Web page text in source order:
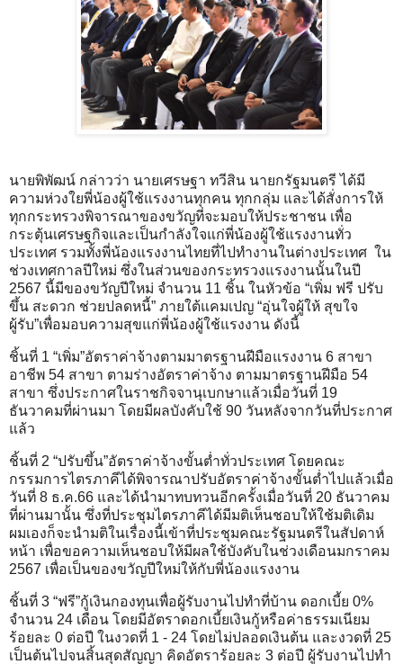
นายพิพัฒน์ กล่าวว่า นายเศรษฐา ทวีสิน นายกรัฐมนตรี ได้มี
ความห่วงใยพี่น้องผู้ใช้แรงงานทุกคน ทุกกลุ่ม และได้สั่งการให้
ทุกกระทรวงพิจารณาของขวัญที่จะมอบให้ประชาชน เพื่อ
กระตุ้นเศรษฐกิจและเป็นกำลังใจแก่พี่น้องผู้ใช้แรงงานทั่ว
ประเทศ รวมทั้งพี่น้องแรงงานไทยที่ไปทำงานในต่างประเทศ ใน
ช่วงเทศกาลปีใหม่ ซึ่งในส่วนของกระทรวงแรงงานนั้นในปี
2567 นี้มีของขวัญปีใหม่ จำนวน 11 ชิ้น ในหัวข้อ “เพิ่ม ฟรี ปรับ
ขึ้น สะดวก ช่วยปลดหนี้” ภายใต้แคมเปญ “อุ่นใจผู้ให้ สุขใจ
ผู้รับ”เพื่อมอบความสุขแก่พี่น้องผู้ใช้แรงงาน ดังนี้
ชิ้นที่ 1 “เพิ่ม”อัตราค่าจ้างตามมาตรฐานฝีมือแรงงาน 6 สาขา
อาชีพ 54 สาขา ตามร่างอัตราค่าจ้าง ตามมาตรฐานฝีมือ 54
สาขา ซึ่งประกาศในราชกิจจานุเบกษาแล้วเมื่อวันที่ 19
ธันวาคมที่ผ่านมา โดยมีผลบังคับใช้ 90 วันหลังจากวันที่ประกาศ
แล้ว
ชิ้นที่ 2 “ปรับขึ้น”อัตราค่าจ้างขั้นต่ำทั่วประเทศ โดยคณะ
กรรมการไตรภาคีได้พิจารณาปรับอัตราค่าจ้างขั้นต่ำไปแล้วเมื่อ
วันที่ 8 ธ.ค.66 และได้นำมาทบทวนอีกครั้งเมื่อวันที่ 20 ธันวาคม
ที่ผ่านมานั้น ซึ่งที่ประชุมไตรภาคีได้มีมติเห็นชอบให้ใช้มติเดิม
ผมเองก็จะนำมติในเรื่องนี้เข้าที่ประชุมคณะรัฐมนตรีในสัปดาห์
หน้า เพื่อขอความเห็นชอบให้มีผลใช้บังคับในช่วงเดือนมกราคม
2567 เพื่อเป็นของขวัญปีใหม่ให้กับพี่น้องแรงงาน
ชิ้นที่ 3 “ฟรี”กู้เงินกองทุนเพื่อผู้รับงานไปทำที่บ้าน ดอกเบี้ย 0%
จำนวน 24 เดือน โดยมีอัตราดอกเบี้ยเงินกู้หรือค่าธรรมเนียม
ร้อยละ 0 ต่อปี ในงวดที่ 1 - 24 โดยไม่ปลอดเงินต้น และงวดที่ 25
เป็นต้นไปจนสิ้นสุดสัญญา คิดอัตราร้อยละ 3 ต่อปี ผู้รับงานไปทำ